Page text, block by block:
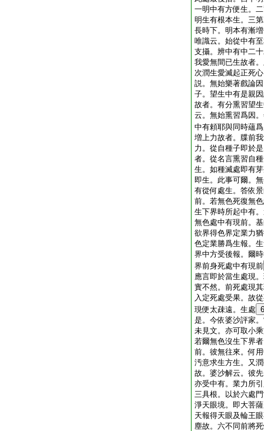
一明中有方便生。
明生有根本生。三
長時下。明本有漸
唯識云。始從中有
支攝。辨中有中二
我愛無間已生故者
次潤生愛滅起正死
説。無始樂著戲論
子。望生中有是親
故者。有分熏習望
云。無始熏習爲因
中有頼耶與同時蘊
増上力故者。牒前
力。從自種子即於
者。從名言熏習自
生。如種滅處即有
即生。此事可爾。
有從何處生。答依
前。若無色死復無
生下界時所起中有
無色處中有現前。
欲界得色界定業力
色定業勝爲生報。
界中方受後報。爾
界前身死處中有現前
應言即於當生處現
實不然。前死處現
入定死處受果。故
現便太疎遠。生處 6
是。今依婆沙評家
未見文。亦可取小
若爾無色沒生下界
前。彼無往來。何
汚意求生方生。又
故。婆沙解云。彼
亦受中有。業力所
三具根。以於六處
淨天眼境。即大菩
天報得天眼及輪王
塵故。六不同前將